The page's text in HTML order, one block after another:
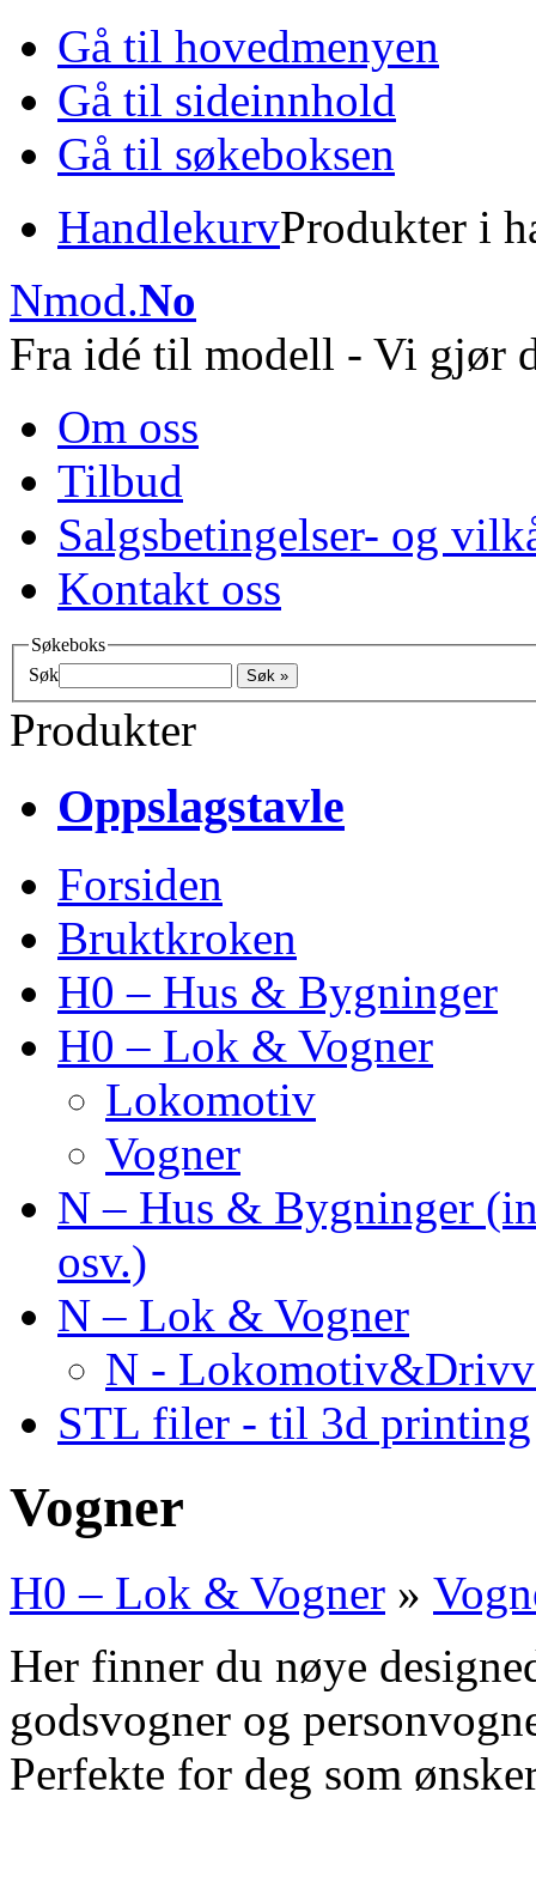
Gå til hovedmenyen
Gå til sideinnhold
Gå til søkeboksen
HandlekurvProdukter i
Nmod.No
Fra idé til modell - Vi gjør
Om oss
Tilbud
Salgsbetingelser- og
Kontakt oss
Søkeboks
Søk
Produkter
Oppslagstavle
Forsiden
Bruktkroken
H0 – Hus & Bygninger
H0 – Lok & Vogner
Lokomotiv
Vogner
N – Hus & Bygninger
osv.)
N – Lok & Vogner
N -
STL filer - til 3d printing
Vogner
H0 – Lok & Vogner »
Her finner du nøye
godsvogner og
Perfekte for deg som